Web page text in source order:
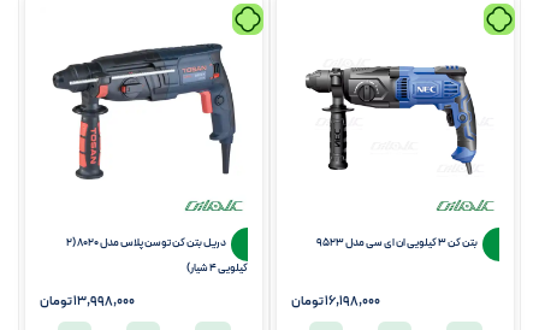
بتن کن 3 کیلویی ان ای سی مدل 9523
16,198,000تومان
دریل بتن کن توسن پلاس مدل 8020 (2
کیلویی 4 شیار)
13,998,000تومان